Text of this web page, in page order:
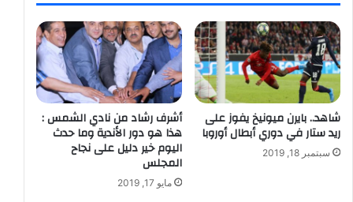
شاهد.. بايرن ميونيخ يفوز على
ريد ستار في دوري أبطال أوروبا
سبتمبر 18, 2019
أشرف رشاد من نادي الشمس :
هذا هو دور الأندية وما حدث
اليوم خير دليل على نجاح
المجلس
مايو 17, 2019